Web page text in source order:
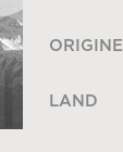
ORIGINE
LAND